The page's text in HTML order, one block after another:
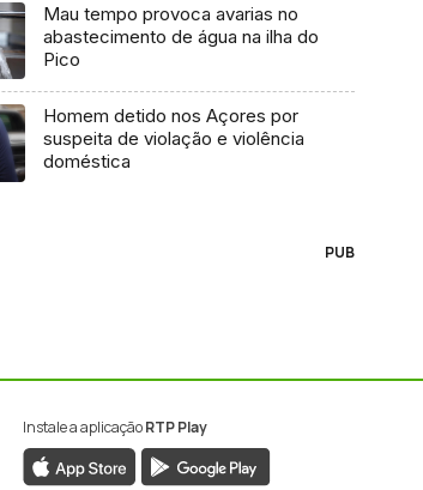
Mau tempo provoca avarias no
abastecimento de água na ilha do
Pico
Homem detido nos Açores por
suspeita de violação e violência
doméstica
PUB
Instale a aplicaçãoRTP Play